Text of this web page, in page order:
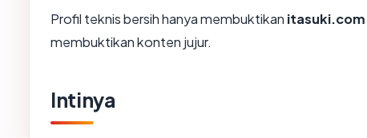
Profil teknis bersih hanya membuktikan itasuki.com
membuktikan konten jujur.
Intinya